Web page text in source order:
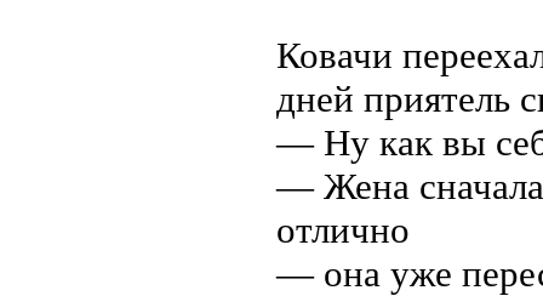
Ковачи
дней приятель
— Ну как вы
— Жена сначала
отлично
— она уже